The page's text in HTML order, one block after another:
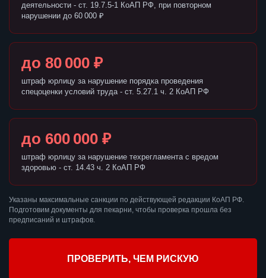
деятельности - ст. 19.7.5-1 КоАП РФ, при повторном
нарушении до 60 000 ₽
до 80 000 ₽
штраф юрлицу за нарушение порядка проведения
спецоценки условий труда - ст. 5.27.1 ч. 2 КоАП РФ
до 600 000 ₽
штраф юрлицу за нарушение техрегламента с вредом
здоровью - ст. 14.43 ч. 2 КоАП РФ
Указаны максимальные санкции по действующей редакции КоАП РФ.
Подготовим документы для пекарни, чтобы проверка прошла без
предписаний и штрафов.
ПРОВЕРИТЬ, ЧЕМ РИСКУЮ